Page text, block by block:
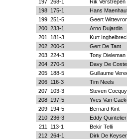
197 268-1
Rik Verstrepen
198
175-1
Hans
199 251-5
Geert
200 233-1
Arno Dujardin
201
181-3
Kurt
202 200-5
Gert De Tant
203 224-3
Tony Dieleman
204 270-5
Davy De
205
188-5
Guillaume
206
116-3
Tim Neels
207
103-3
Steven
208
197-5
Yves Van
209
194-5
Bernard Kint
210 236-3
Eddy Quintelier
211
113-1
Bekir Telli
212 264-1
Dirk De Keyser